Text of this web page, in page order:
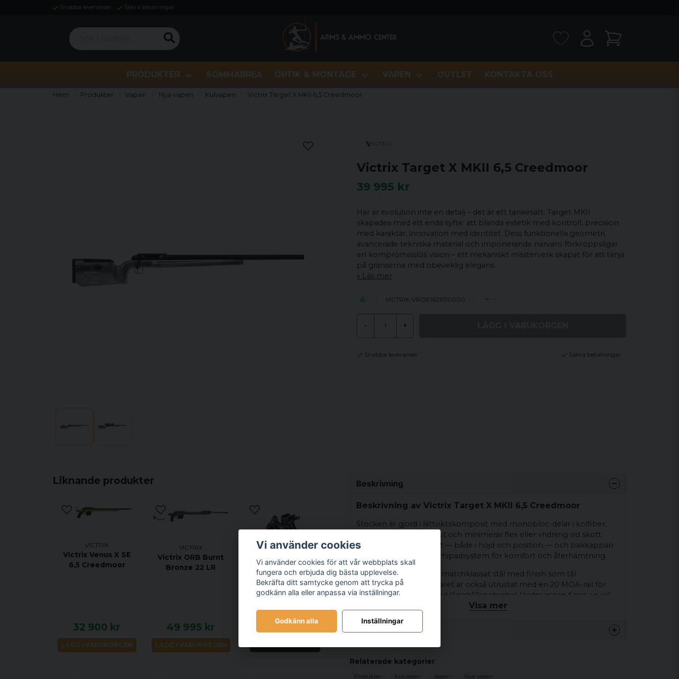
Snabba leveranser Säkra betalningar
Sök i butiken ...
PRODUKTER SOMMARREA OPTIK & MONTAGE VAPEN OUTLET KONTAKTA OSS
Hem Produkter Vapen Nya vapen Kulvapen Victrix Target X MKII 6,5 Creedmoor
Victrix Target X MKII 6,5 Creedmoor
39 995 kr
Här är evolution inte en detalj – det är ett tankesätt. Target MKII
skapades med ett enda syfte: att blanda estetik med kontroll, precision
med karaktär, innovation med identitet. Dess funktionella geometri,
avancerade tekniska material och imponerande närvaro förkroppsligar
en kompromisslös vision – ett mekaniskt mästerverk skapat för att tänja
på gränserna med obeveklig elegans.
Läs mer
VICTRIX-VROE1621I00000
- +
Snabba leveranser Säkra betalningar
Liknande produkter
VICTRIX
Victrix Venus X SE
6,5 Creedmoor
32 900 kr
LÄGG I VARUKORGEN
VICTRIX
Victrix ORB Burnt
Bronze 22 LR
49 995 kr
LÄGG I VARUKORGEN
VICTRIX FULCRUM
5 545 kr
Beskrivning
Beskrivning av Victrix Target X MKII 6,5 Creedmoor
Stocken är gjord i lättviktskomposit med monobloc-delar i kolfiber,
vilket håller vapnet styvt och minimerar flex eller vridning vid skott.
Kindstödet är justerbart — både i höjd och position — och bakkappan
har ett integrerat gummipadsystem för komfort och återhämtning.
Pipan är button-riflad i matchklassat stål med finish som tål
påfrestningar, och geväret är också utrustat med en 20 MOA-rail för
montering av optik med långhållspotential. Under pipan finns en rail
av Anschütz-typ för bipod, vilket gör vapnet redo för precisionsskytte,
långhåll eller stabil bench-skytte.
Slutstycket är tillverkat i rostfritt stål (AISI 630) ur ett massivt stycke,
med en robust konstruktion och precisionsfinish. Bolten låses med tre
kraftig rekyl.
Visa mer
Specifikation
Relaterade kategorier
Produkter Kulvapen Vapen Nya vapen
Vi använder cookies
Vi använder cookies för att vår webbplats skall
fungera och erbjuda dig bästa upplevelse.
Bekräfta ditt samtycke genom att trycka på
godkänn alla eller anpassa via inställningar.
Godkänn alla Inställningar